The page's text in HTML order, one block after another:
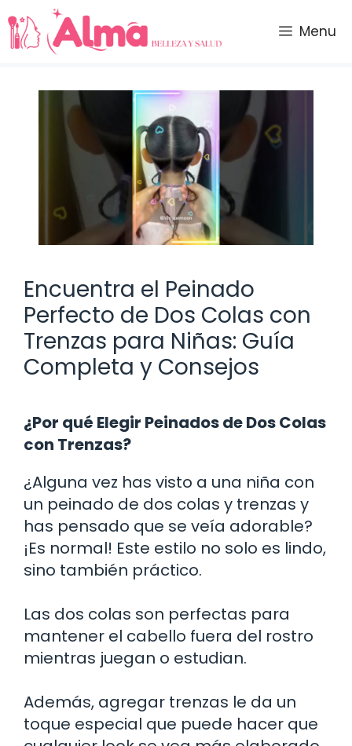
Saltar
al
contenido
Menu
Encuentra el Peinado
Perfecto de Dos Colas con
Trenzas para Niñas: Guía
Completa y Consejos
¿Por qué Elegir Peinados de Dos Colas
con Trenzas?
¿Alguna vez has visto a una niña con
un peinado de dos colas y trenzas y
has pensado que se veía adorable?
¡Es normal! Este estilo no solo es lindo,
sino también práctico.
Las dos colas son perfectas para
mantener el cabello fuera del rostro
mientras juegan o estudian.
Además, agregar trenzas le da un
toque especial que puede hacer que